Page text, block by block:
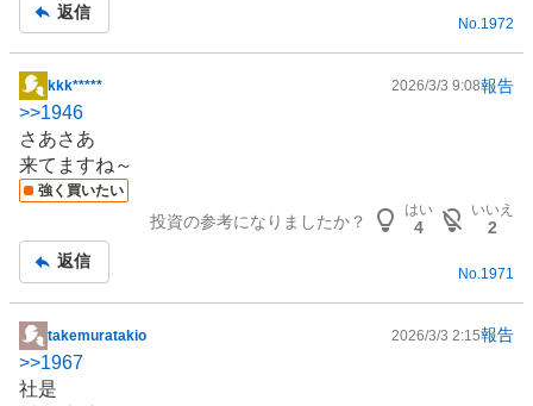
返信
No.1972
掲
示
板
記
事
kkk***** 2026/3/3 9:08報告
>>1946
さあさあ
来てますね～
強く買いたい
投資の参考になりましたか？
はい
4
いいえ
2
返信
No. 1971
掲
示
板
takemuratakio 2026/3/3 2:15報告
>>1967
社是